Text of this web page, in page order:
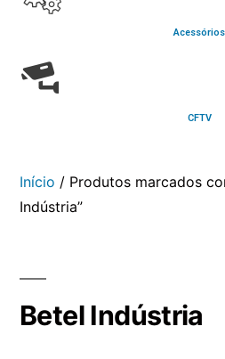
Acessórios
CFTV
Início / Produtos marcados
Indústria”
Betel Indústria